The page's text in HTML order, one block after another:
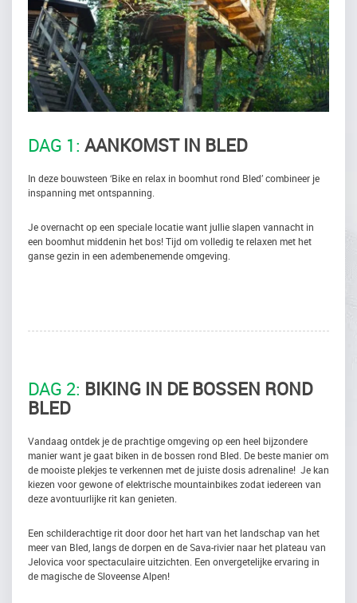
DAG 1: AANKOMST IN BLED
In deze bouwsteen ‘Bike en relax in boomhut rond Bled’ combineer je
inspanning met ontspanning.
Je overnacht op een speciale locatie want jullie slapen vannacht in
een boomhut middenin het bos! Tijd om volledig te relaxen met het
ganse gezin in een adembenemende omgeving.
DAG 2: BIKING IN DE BOSSEN ROND
BLED
Vandaag ontdek je de prachtige omgeving op een heel bijzondere
manier want je gaat biken in de bossen rond Bled. De beste manier om
de mooiste plekjes te verkennen met de juiste dosis adrenaline! Je kan
kiezen voor gewone of elektrische mountainbikes zodat iedereen van
deze avontuurlijke rit kan genieten.
Een schilderachtige rit door door het hart van het landschap van het
meer van Bled, langs de dorpen en de Sava-rivier naar het plateau van
Jelovica voor spectaculaire uitzichten. Een onvergetelijke ervaring in
de magische de Sloveense Alpen!